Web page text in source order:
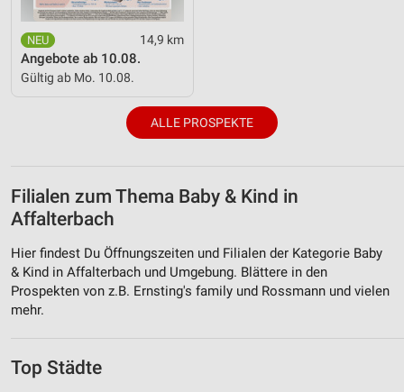
14,9 km
Angebote ab 10.08.
Gültig ab Mo. 10.08.
ALLE PROSPEKTE
Filialen zum Thema Baby & Kind in
Affalterbach
Hier findest Du Öffnungszeiten und Filialen der Kategorie Baby
& Kind in Affalterbach und Umgebung. Blättere in den
Prospekten von z.B. Ernsting's family und Rossmann und vielen
mehr.
Top Städte